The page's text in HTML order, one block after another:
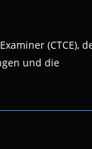
(CTCE),
und die